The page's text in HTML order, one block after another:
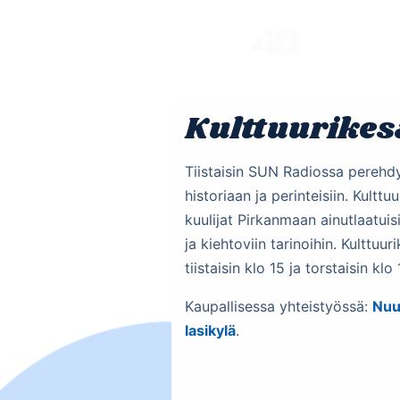
Tiistaisin SUN Radiossa
historiaan ja perinteisiin.
kuulijat Pirkanmaan
ja kiehtoviin tarinoihin.
tiistaisin klo 15 ja torstaisin klo
Kaupallisessa yhteistyössä:
lasikylä.